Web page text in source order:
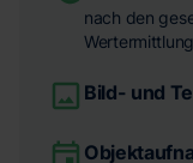
nach den
Bild- und